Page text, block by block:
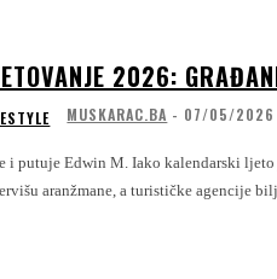
2026:
MUSKARAC.BA - 07/05/2026
kalendarski ljeto još nije počelo, turistička sezona za 2026. godinu uveliko je otvorena. Građani Bosne i Hercegovine već mjesecima
aranžmane, a turističke agencije